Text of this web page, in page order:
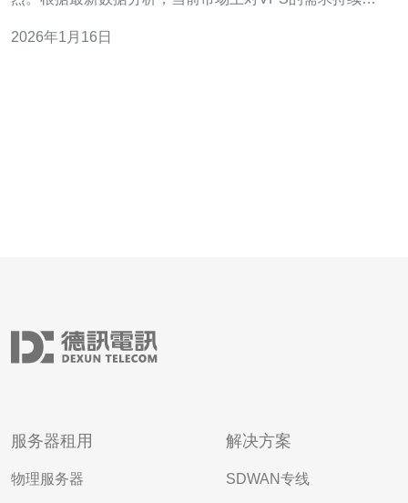
背景下，德讯电讯凭借其优质的服务和优惠的价格，成为
2026年1月16日
服务器租用
物理服务器
解决方案
SDWAN专线